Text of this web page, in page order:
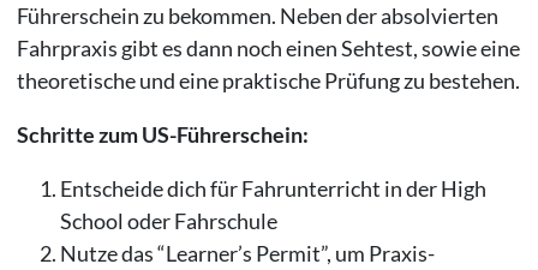
Führerschein zu bekommen. Neben der absolvierten
Fahrpraxis gibt es dann noch einen Sehtest, sowie eine
theoretische und eine praktische Prüfung zu bestehen.
Schritte zum US-Führerschein:
Entscheide dich für Fahrunterricht in der High
School oder Fahrschule
Nutze das “Learner’s Permit”, um Praxis-